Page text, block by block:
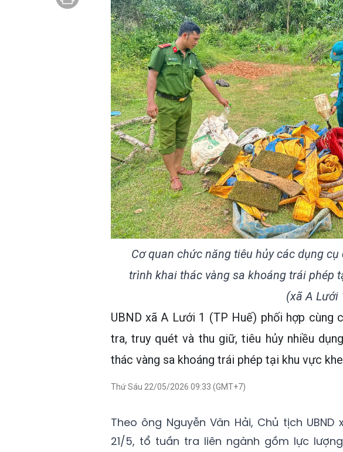
Cơ quan chức năng tiêu hủy các dụng
trình khai thác vàng sa khoáng trái phép
(xã A Lưới
UBND xã A Lưới 1 (TP Huế) phối hợp
tra, truy quét và thu giữ, tiêu hủy nhiều
thác vàng sa khoáng trái phép tại khu vực
Thứ Sáu 22/05/2026 09:33 (GMT+7)
Theo ông Nguyễn Văn Hải, Chủ tịch
21/5, tổ tuần tra liên ngành gồm lực